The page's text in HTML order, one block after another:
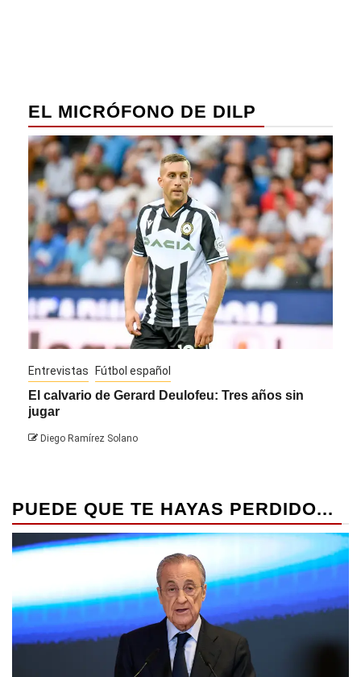
EL MICRÓFONO DE DILP
Entrevistas Fútbol español
El calvario de Gerard Deulofeu: Tres años sin
jugar
Diego Ramírez Solano
PUEDE QUE TE HAYAS PERDIDO...